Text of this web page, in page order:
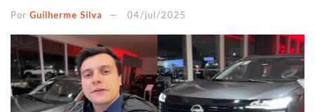
Por Guilherme Silva 04/jul/2025